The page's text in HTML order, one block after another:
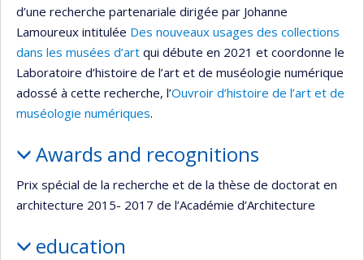
d’une recherche partenariale dirigée par Johanne
Lamoureux intitulée Des nouveaux usages des collections
dans les musées d’art qui débute en 2021 et coordonne le
Laboratoire d’histoire de l’art et de muséologie numérique
adossé à cette recherche, l’Ouvroir d’histoire de l’art et de
muséologie numériques.
Awards and recognitions
Prix spécial de la recherche et de la thèse de doctorat en
architecture 2015- 2017 de l’Académie d’Architecture
education